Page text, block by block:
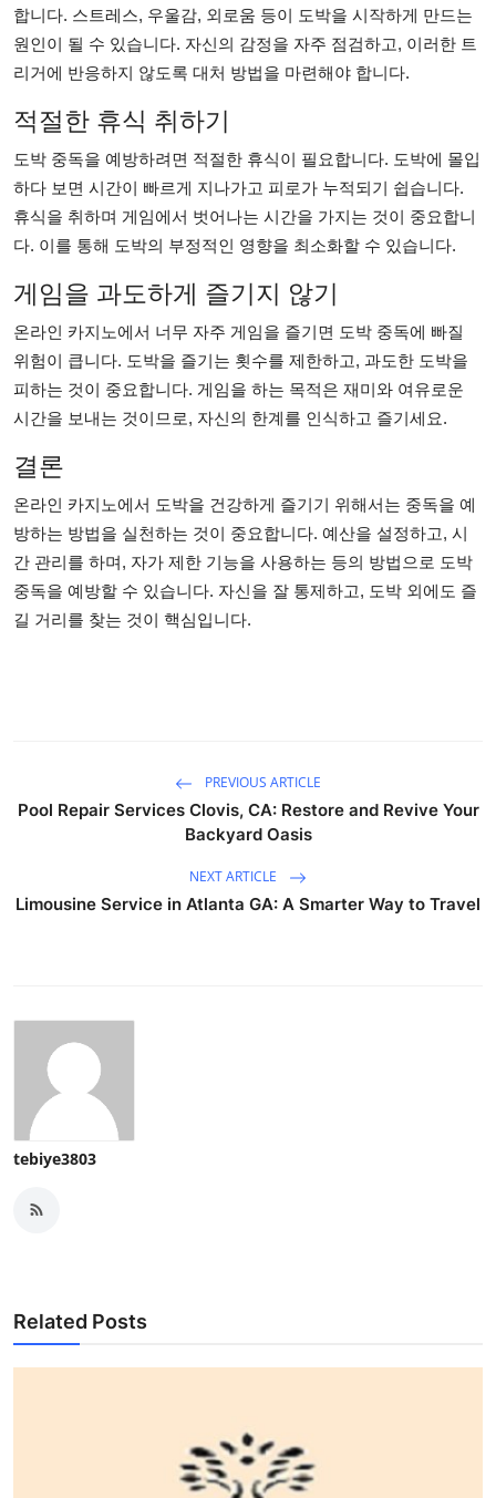
합니다. 스트레스, 우울감, 외로움 등이 도박을 시작하게 만드는
원인이 될 수 있습니다. 자신의 감정을 자주 점검하고, 이러한 트
리거에 반응하지 않도록 대처 방법을 마련해야 합니다.
적절한 휴식 취하기
도박 중독을 예방하려면 적절한 휴식이 필요합니다. 도박에 몰입
하다 보면 시간이 빠르게 지나가고 피로가 누적되기 쉽습니다.
휴식을 취하며 게임에서 벗어나는 시간을 가지는 것이 중요합니
다. 이를 통해 도박의 부정적인 영향을 최소화할 수 있습니다.
게임을 과도하게 즐기지 않기
온라인 카지노에서 너무 자주 게임을 즐기면 도박 중독에 빠질
위험이 큽니다. 도박을 즐기는 횟수를 제한하고, 과도한 도박을
피하는 것이 중요합니다. 게임을 하는 목적은 재미와 여유로운
시간을 보내는 것이므로, 자신의 한계를 인식하고 즐기세요.
결론
온라인 카지노에서 도박을 건강하게 즐기기 위해서는 중독을 예
방하는 방법을 실천하는 것이 중요합니다. 예산을 설정하고, 시
간 관리를 하며, 자가 제한 기능을 사용하는 등의 방법으로 도박
중독을 예방할 수 있습니다. 자신을 잘 통제하고, 도박 외에도 즐
길 거리를 찾는 것이 핵심입니다.
PREVIOUS ARTICLE
Pool Repair Services Clovis, CA: Restore and Revive Your
Backyard Oasis
NEXT ARTICLE
Limousine Service in Atlanta GA: A Smarter Way to Travel
tebiye3803
Related Posts